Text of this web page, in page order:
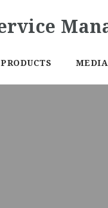
PRODUCTS MEDIA